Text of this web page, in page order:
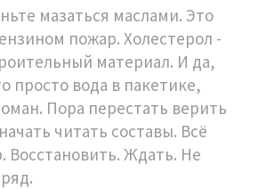
мазаться маслами. Это
пожар. Холестерол -
материал. И да,
просто вода в пакетике,
Пора перестать верить
читать составы. Всё
Восстановить. Ждать. Не